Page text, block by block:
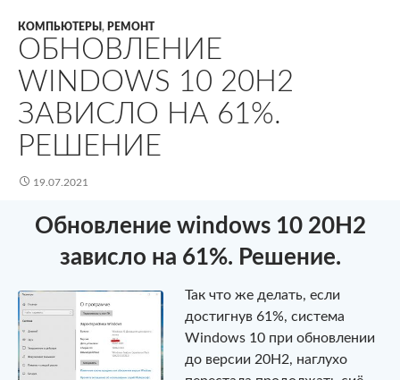
КОМПЬЮТЕРЫ , РЕМОНТ
ОБНОВЛЕНИЕ
WINDOWS 10 20H2
ЗАВИСЛО НА 61%.
РЕШЕНИЕ
19.07.2021
Обновление windows 10 20H2
зависло на 61%. Решение.
Так что же делать, если
достигнув 61%, система
Windows 10 при обновлении
до версии 20H2, наглухо